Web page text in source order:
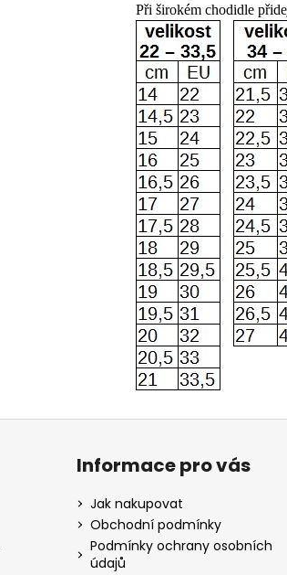
Při širokém chodidle
Informace pro vás
Jak nakupovat
Obchodní podmínky
Podmínky ochrany osobních
údajů